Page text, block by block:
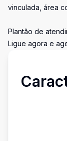
vinculada, área
Plantão de
Ligue agora e